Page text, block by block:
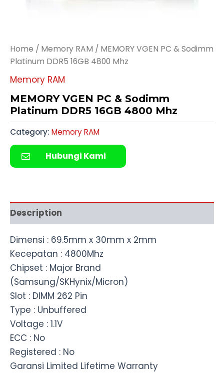
Home / Memory RAM / MEMORY VGEN PC & Sodimm
Platinum DDR5 16GB 4800 Mhz
Memory RAM
MEMORY VGEN PC & Sodimm
Platinum DDR5 16GB 4800 Mhz
Category: Memory RAM
Hubungi Kami
Description
Dimensi : 69.5mm x 30mm x 2mm
Kecepatan : 4800Mhz
Chipset : Major Brand
(Samsung/SKHynix/Micron)
Slot : DIMM 262 Pin
Type : Unbuffered
Voltage : 1.1V
ECC : No
Registered : No
Garansi Limited Lifetime Warranty